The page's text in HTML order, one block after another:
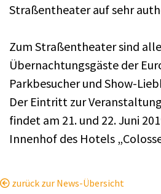
Straßentheater auf sehr
Zum Straßentheater sind alle
Übernachtungsgäste der
Parkbesucher und Show-
Der Eintritt zur
findet am 21. und 22. Juni
Innenhof des Hotels
zurück zur News-Übersicht